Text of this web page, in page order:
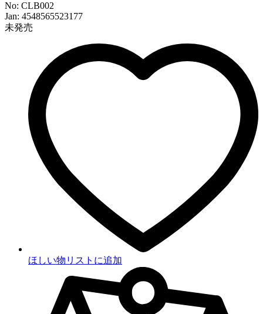
No: CLB002
Jan: 4548565523177
未発売
ほしい物リストに追加